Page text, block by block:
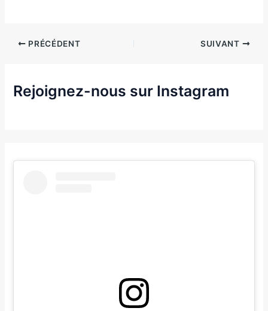
PRÉCÉDENT SUIVANT
Rejoignez-nous sur Instagram